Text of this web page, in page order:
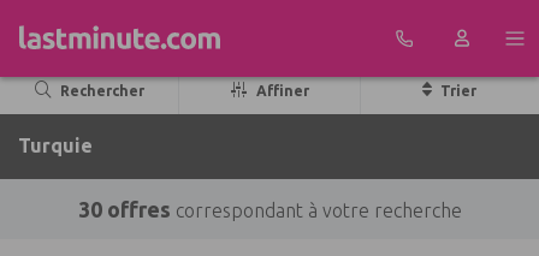
Rechercher Affiner Trier
Turquie
30 offres correspondant à votre recherche